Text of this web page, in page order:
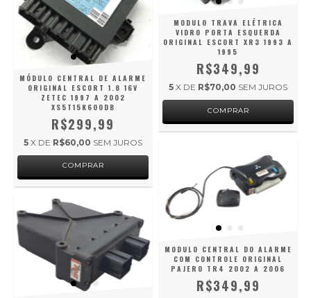
MÓDULO CENTRAL DE ALARME
ORIGINAL ESCORT 1.8 16V
ZETEC 1997 A 2002
XS5T15K600DB
R$299,99
5 X DE R$60,00 SEM JUROS
MODULO TRAVA ELÉTRICA
VIDRO PORTA ESQUERDA
ORIGINAL ESCORT XR3 1993 A
1995
R$349,99
5 X DE R$70,00 SEM JUROS
MODULO CENTRAL DO ALARME
COM CONTROLE ORIGINAL
PAJERO TR4 2002 A 2006
R$349,99